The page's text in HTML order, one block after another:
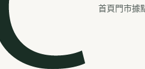
首頁門市據